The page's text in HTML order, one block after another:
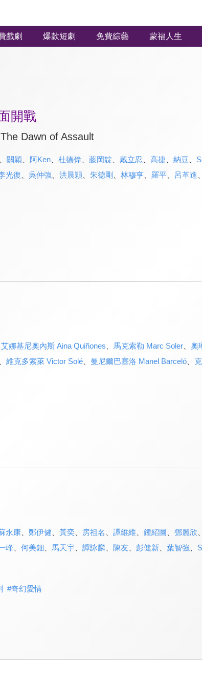
戲劇 爆款短劇 免費綜藝 蒙福人生
開戰
Dawn of Assault
關穎 阿Ken、 杜德偉、 藤岡靛 戴立忍 高捷 納豆
光復 吳仲強 洪晨穎 朱德剛 林穆亨、 羅平、 呂革進
艾娜基尼奧內斯 Aina Quiñones 馬克索勒 Marc Soler、 奧
維克多索萊 Victor Solé、 曼尼爾巴塞洛 Manel Barceló、
永康、 鄭伊健 黃奕 房祖名 譚維維、 鍾紹圖 鄧麗欣
峰 何美鈿 馬天宇、 譚詠麟、 陳友 彭健新、 葉智強
#奇幻愛情